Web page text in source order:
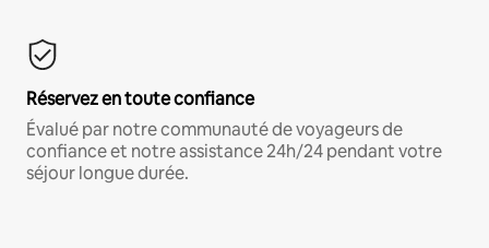
Réservez en toute confiance
Évalué par notre communauté de voyageurs de
confiance et notre assistance 24h/24 pendant votre
séjour longue durée.